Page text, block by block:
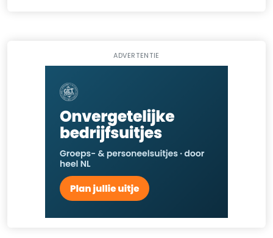
ADVERTENTIE